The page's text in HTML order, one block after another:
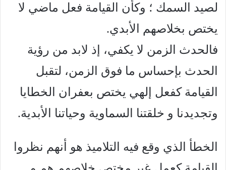
لصيد السمك ؛ وكأن القيامة فعل ماضي لا
يختص بخلاصهم الأبدي.
فالحدث الزمن لا يكفي، إذ لابد من رؤية
الحدث بإحساس ما فوق الزمن، لتقبل
القيامة كفعل إلهي يختص بعفران الخطايا
وتجديدنا و خلقتنا السماوية وحياتنا الأبدية.
الخطأ الذي وقع فيه التلاميذ هو أنهم نظروا